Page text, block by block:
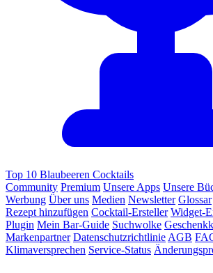
Top 10 Blaubeeren Cocktails
Community Premium Unsere Apps Unsere
Werbung Über uns Medien Newsletter Glossar
Rezept hinzufügen Cocktail-Ersteller Widget-
Plugin Mein Bar-Guide Suchwolke
Markenpartner Datenschutzrichtlinie AGB
Klimaversprechen Service-Status